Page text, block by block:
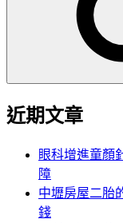
近期文章
眼科增進童顏
障
中壢房屋二胎
錢